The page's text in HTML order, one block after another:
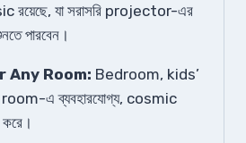
যা সরাসরি projector-এর
পারবেন।
Room: Bedroom, kids’
এ ব্যবহারযোগ্য, cosmic